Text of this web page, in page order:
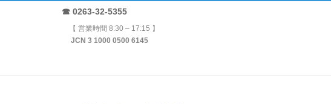
☎ 0263-32-5355
【 営業時間 8:30 – 17:15 】
JCN 3 1000 0500 6145